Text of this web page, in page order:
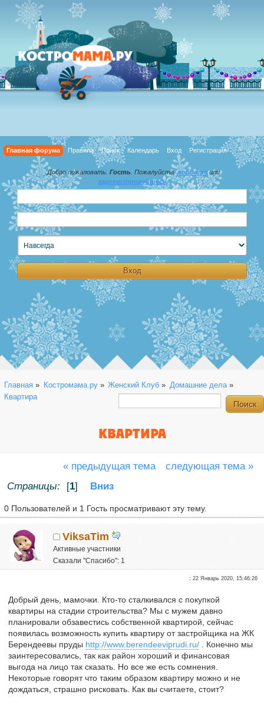
Главная форума Правила Поиск Календарь Вход Регистрация
Добро пожаловать, Гость . Пожалуйста,войдитеили
зарегистрируйтесь.
Главная » Костромама.ру» Женский Клуб » Домашние дела»
Квартира
КВАРТИРА
« предыдущая тема
следующая тема »
Страницы:
[1] Вниз
0 Пользователей и 1 Гость просматривают эту тему.
ViksaTim
Активные участники
Сказали "Спасибо": 1
:22 Январь 2020, 15:46:26
Добрый день, мамочки. Кто-то сталкивался с покупкой
квартиры на стадии строительства? Мы с мужем давно
планировали обзавестись собственной квартирой, сейчас
появилась возможность купить квартиру от застройщика на ЖК
Берендеевы пруды http://www.berendeeviprudi.ru/ . Конечно мы
заинтересовались, так как район хороший и финансовая
выгода на лицо так сказать. Но все же есть сомнения.
Некоторые говорят что таким образом квартиру можно и не
дождаться, страшно рисковать. Как вы считаете, стоит?